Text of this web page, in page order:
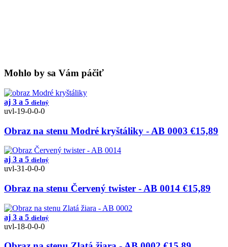
Mohlo by sa Vám páčiť
aj 3 a 5 dielný
uvl-19-0-0-0
Obraz na stenu Modré kryštáliky - AB 0003 €15,89
aj 3 a 5 dielný
uvl-31-0-0-0
Obraz na stenu Červený twister - AB 0014 €15,89
aj 3 a 5 dielný
uvl-18-0-0-0